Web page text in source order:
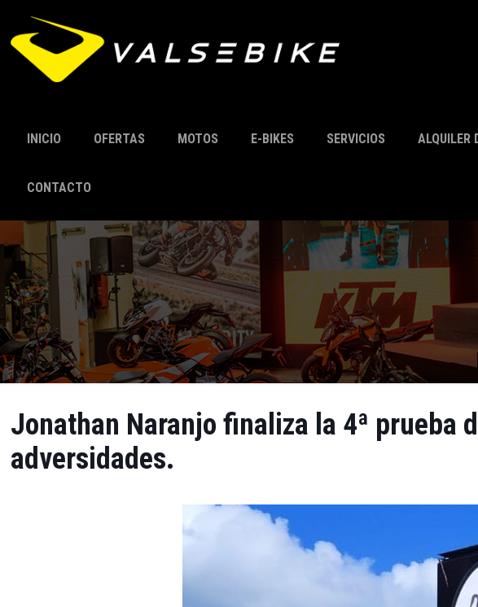
INICIO OFERTAS MOTOS E-BIKES SERVICIOS ALQUILER
CONTACTO
Jonathan Naranjo finaliza la 4ª prueba
adversidades.